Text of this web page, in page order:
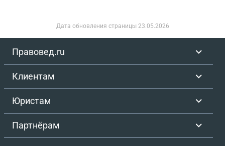
Дата обновления страницы 23.05.2026
Правовед.ru
Клиентам
Юристам
Партнёрам